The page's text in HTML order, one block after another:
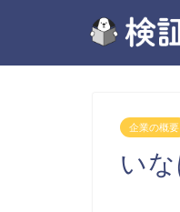
企業の概要
い